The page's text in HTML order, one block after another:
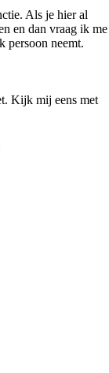
Als je hier al
en dan vraag ik me
persoon neemt.
Kijk mij eens met